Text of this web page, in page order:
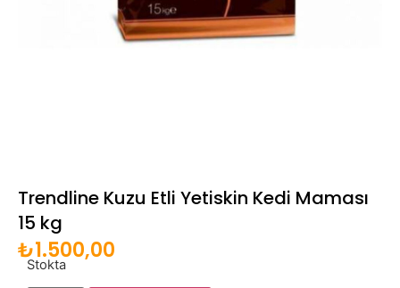
Trendline Kuzu Etli Yetiskin Kedi Maması
15 kg
₺1.500,00
Stokta